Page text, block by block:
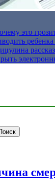
это
ребенка